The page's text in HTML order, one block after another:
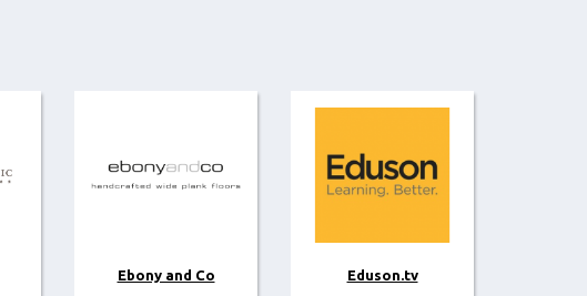
Ebony and Co Eduson.tv